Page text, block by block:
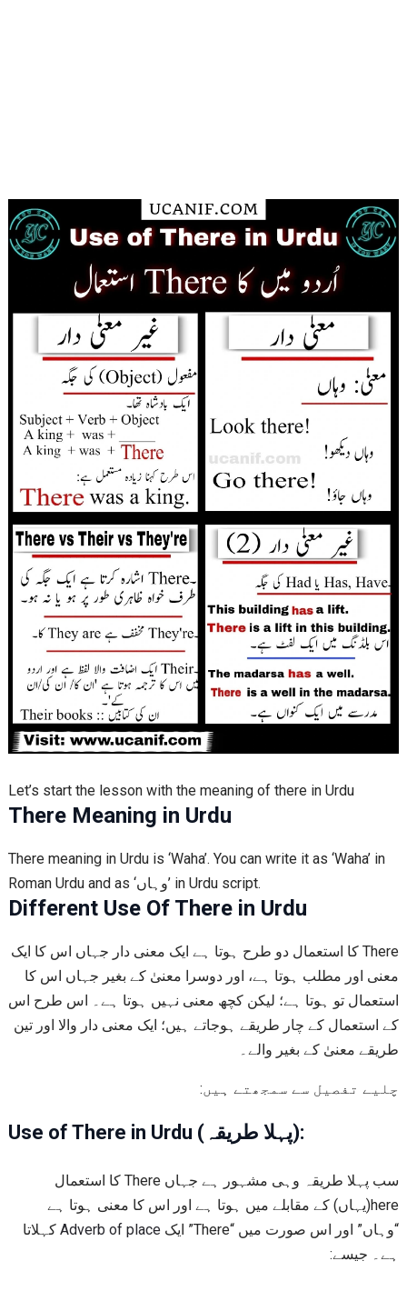
Let’s start the lesson with the meaning of there in Urdu
There Meaning in Urdu
There meaning in Urdu is ‘Waha’. You can write it as ‘Waha’ in
Roman Urdu and as ‘وہاں’ in Urdu script.
Different Use Of There in Urdu
There کا استعمال دو طرح ہوتا ہے ایک معنی دار جہاں اس کا ایک
معنی اور مطلب ہوتا ہے، اور دوسرا معنیٰ کے بغیر جہاں اس کا
استعمال تو ہوتا ہے؛ لیکن کچھ معنی نہیں ہوتا ہے۔ اس طرح اس
کے استعمال کے چار طریقے ہوجاتے ہیں؛ ایک معنی دار والا اور تین
طریقے معنیٰ کے بغیر والے۔
چلیے تفصیل سے سمجھتے ہیں:
Use of There in Urdu (پہلا طریقہ):
سب پہلا طریقہ وہی مشہور ہے جہاں There کا استعمال
here(یہاں) کے مقابلے میں ہوتا ہے اور اس کا معنی ہوتا ہے
“وہاں” اور اس صورت میں “There” ایک
Adverb of placeکہلاتا
ہے۔ جیسے: